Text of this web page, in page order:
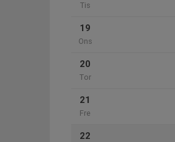
Tis
19
Ons
20
Tor
21
Fre
22